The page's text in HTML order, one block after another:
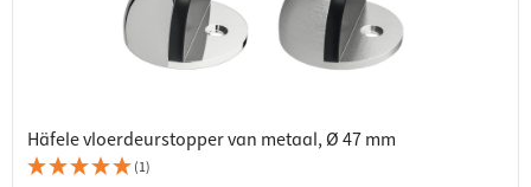
Häfele vloerdeurstopper van metaal, Ø 47 mm
(1)